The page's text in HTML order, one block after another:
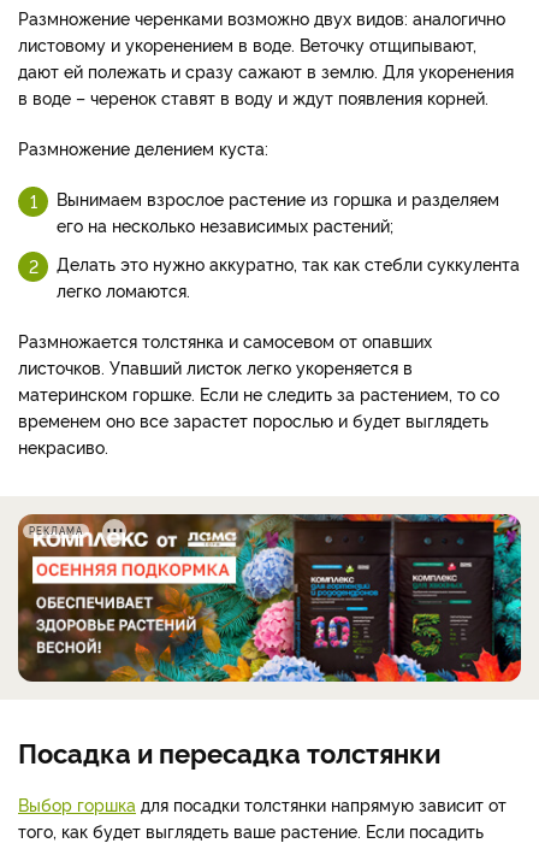
Размножение черенками возможно двух видов: аналогично
листовому и укоренением в воде. Веточку отщипывают,
дают ей полежать и сразу сажают в землю. Для укоренения
в воде – черенок ставят в воду и ждут появления корней.
Размножение делением куста:
Вынимаем взрослое растение из горшка и разделяем
его на несколько независимых растений;
Делать это нужно аккуратно, так как стебли суккулента
легко ломаются.
Размножается толстянка и самосевом от опавших
листочков. Упавший листок легко укореняется в
материнском горшке. Если не следить за растением, то со
временем оно все зарастет порослью и будет выглядеть
некрасиво.
РЕКЛАМА
Посадка и пересадка толстянки
Выбор горшка для посадки толстянки напрямую зависит от
того, как будет выглядеть ваше растение. Если посадить